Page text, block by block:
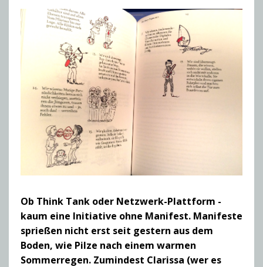
Ob Think Tank oder Netzwerk-Plattform -
kaum eine Initiative ohne Manifest. Manifeste
sprießen nicht erst seit gestern aus dem
Boden, wie Pilze nach einem warmen
Sommerregen. Zumindest Clarissa (wer es